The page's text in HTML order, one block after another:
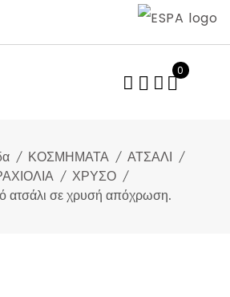
0
ΚΟΣΜΗΜΑΤΑ
ΑΤΣΑΛΙ
ΧΡΥΣΟ
ατσάλι σε χρυσή απόχρωση.